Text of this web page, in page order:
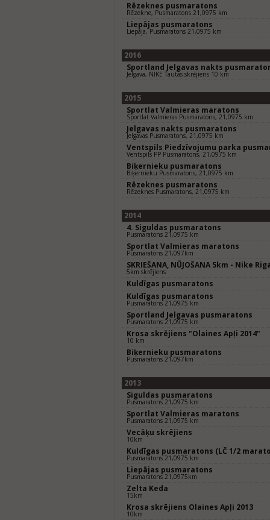
Rēzeknes pusmaratons
Rēzekne, Pusmaratons 21,0975 km
Liepājas pusmaratons
Liepāja, Pusmaratons 21,0975 km
2016
Sportland Jelgavas nakts
Jelgava, NIKE Tautas skrējiens 10 km
2015
Sportlat Valmieras maratons
Sportlat Valmieras Pusmaratons, 21,0975 km
Jelgavas nakts pusmaratons
Jelgavas Pusmaratons, 21,0975 km
Ventspils Piedzīvojumu parka
Ventspils PP Pusmaratons, 21,0975 km
Biķernieku pusmaratons
Biķernieku Pusmaratons, 21,0975 km
Rēzeknes pusmaratons
Rēzeknes Pusmaratons, 21,0975 km
2014
4. Siguldas pusmaratons
Pusmaratons 21,0975 km
Sportlat Valmieras maratons
Pusmaratons 21,097km
SKRIEŠANA, NŪJOŠANA 5km - Nike
5km skrējiens
Kuldīgas pusmaratons
Kuldīgas pusmaratons
Pusmaratons 21,0975 km
Sportland Jelgavas pusmaratons
Pusmaratons 21,0975 km
Krosa skrējiens "Olaines Apļi 2014"
10 km
Biķernieku pusmaratons
Pusmaratons 21,097km
2013
Siguldas pusmaratons
Pusmaratons 21,0975 km
Sportlat Valmieras maratons
Pusmaratons 21,0975 km
Vecāķu skrējiens
10km
Kuldīgas pusmaratons (LČ 1/2
Pusmaratons 21,0975 km
Liepājas pusmaratons
Pusmaratons 21,0975km
Zelta Keda
15km
Krosa skrējiens Olaines Apļi 2013
10km